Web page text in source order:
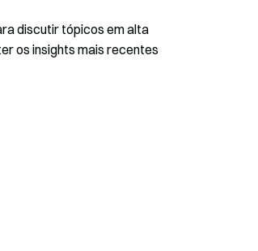
discutir tópicos em alta
os insights mais recentes